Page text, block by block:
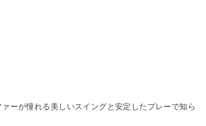
ーが憧れる美しいスイングと安定したプレーで知ら